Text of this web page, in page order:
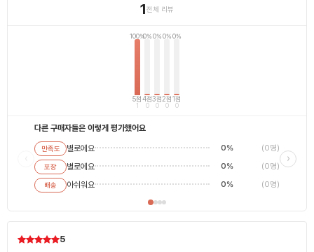
1전체 리뷰
100%
5점
1
0%
4점
0
0%
3점
0
0%
2점
0
0%
1점
0
다른 구매자들은 이렇게 평가했어요
만족도 별로에요 0% (0명)
포장 별로에요 0% (0명)
배송 아쉬워요 0% (0명)
별로에
평범해
›
5